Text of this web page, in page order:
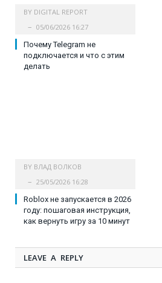
BY DIGITAL REPORT
05/06/2026 16:27
Почему Telegram не
подключается и что с этим
делать
BY ВЛАД ВОЛКОВ
25/05/2026 16:28
Roblox не запускается в 2026
году: пошаговая инструкция,
как вернуть игру за 10 минут
LEAVE A REPLY